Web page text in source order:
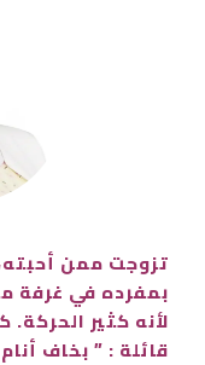
تزوجت ممن
بمفرده في غرفة
لأنه كثير
قائلة : ” بخاف